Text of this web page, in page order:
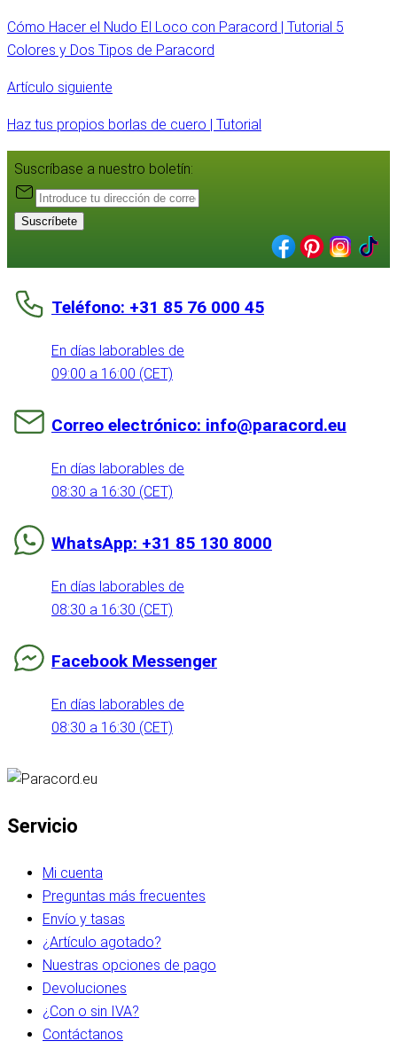
Cómo Hacer el Nudo El Loco con Paracord | Tutorial 5
Colores y Dos Tipos de Paracord
Artículo siguiente
Haz tus propios borlas de cuero | Tutorial
Suscríbase a nuestro boletín:
Suscríbete
Teléfono: +31 85 76 000 45
En días laborables de
09:00 a 16:00 (CET)
Correo electrónico: info@paracord.eu
En días laborables de
08:30 a 16:30 (CET)
WhatsApp: +31 85 130 8000
En días laborables de
08:30 a 16:30 (CET)
Facebook Messenger
En días laborables de
08:30 a 16:30 (CET)
Servicio
Mi cuenta
Preguntas más frecuentes
Envío y tasas
¿Artículo agotado?
Nuestras opciones de pago
Devoluciones
¿Con o sin IVA?
Contáctanos